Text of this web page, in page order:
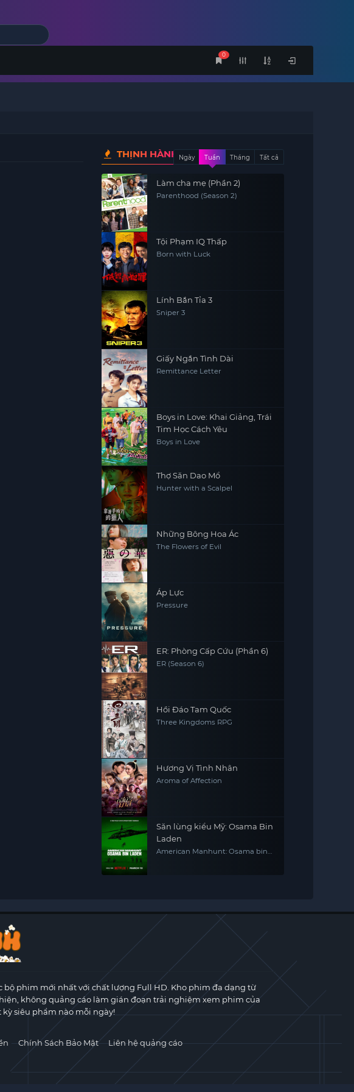
0
THỊNH HÀNHNgày Tuần Tháng Tất cả
Làm cha mẹ (Phần 2)
Parenthood (Season 2)
Tội Phạm IQ Thấp
Born with Luck
Lính Bắn Tỉa 3
Sniper 3
Giấy Ngắn Tình Dài
Remittance Letter
Boys in Love: Khai Giảng, Trái
Tim Học Cách Yêu
Boys in Love
Thợ Săn Dao Mổ
Hunter with a Scalpel
Những Bông Hoa Ác
The Flowers of Evil
Áp Lực
Pressure
ER: Phòng Cấp Cứu (Phần 6)
ER (Season 6)
Hồi Đáo Tam Quốc
Three Kingdoms RPG
Hương Vị Tình Nhân
Aroma of Affection
Săn lùng kiểu Mỹ: Osama Bin
Laden
American Manhunt: Osama bin
bộ phim mới nhất với chất lượng Full HD. Kho phim đa dạng từ
không quảng cáo làm gián đoạn trải nghiệm xem phim của
siêu phẩm nào mỗi ngày!
Chính Sách Bảo Mật Liên hệ quảng cáo